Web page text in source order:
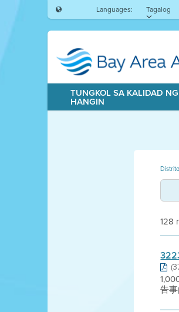
Languages: Tagalog
TUNGKOL SA KALIDAD NG
HANGIN
128
告